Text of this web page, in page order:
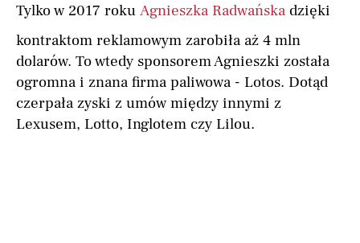
Tylko w 2017 roku Agnieszka Radwańska dzięki
kontraktom reklamowym zarobiła aż 4 mln
dolarów. To wtedy sponsorem Agnieszki została
ogromna i znana firma paliwowa - Lotos. Dotąd
czerpała zyski z umów między innymi z
Lexusem, Lotto, Inglotem czy Lilou.